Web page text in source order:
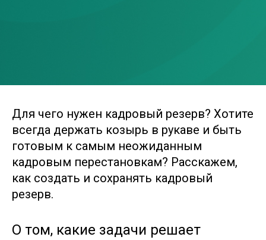
Для чего нужен кадровый резерв? Хотите
всегда держать козырь в рукаве и быть
готовым к самым неожиданным
кадровым перестановкам? Расскажем,
как создать и сохранять кадровый
резерв.
О том, какие задачи решает